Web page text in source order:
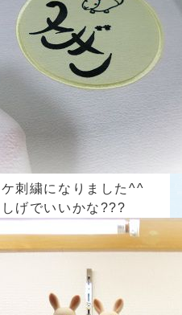
刺繍になりました^^
げでいいかな???